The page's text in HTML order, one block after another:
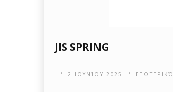
JIS SPRING
2 ΙΟΥΝΊΟΥ 2025 ΕΞΩΤΕΡΙΚΌ